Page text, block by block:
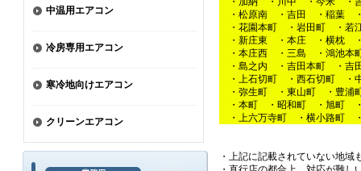
中温用エアコン
冷房専用エアコン
寒冷地向けエアコン
クリーンエアコン
・松原南 ・吉田 ・稲葉 ・
・花園本町 ・岩田町 ・若
・新庄東 ・本庄 ・横枕
・本庄西 ・三島 ・鴻池本
・島之内 ・吉田本町 ・吉
・上石切町 ・西石切町 ・
・弥生町 ・東山町 ・豊浦
・本町 ・昭和町 ・旭町
・上六万寺町 ・横小路町
・上記に記載されていない地